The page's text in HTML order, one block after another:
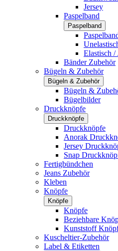
Jersey
Paspelband
Paspelband
Elastisch /
Bänder Zubehör
Bügeln & Zubehör
Bügeln & Zubehör
Bügeln &
Bügelbilder
Druckknöpfe
Druckknöpfe
Druckknöpfe
Anorak
Jersey
Snap
Fertigbündchen
Jeans Zubehör
Kleben
Knöpfe
Knöpfe
Knöpfe
Beziehbare
Kunststoff
Kuscheltier-Zubehör
Label & Etiketten